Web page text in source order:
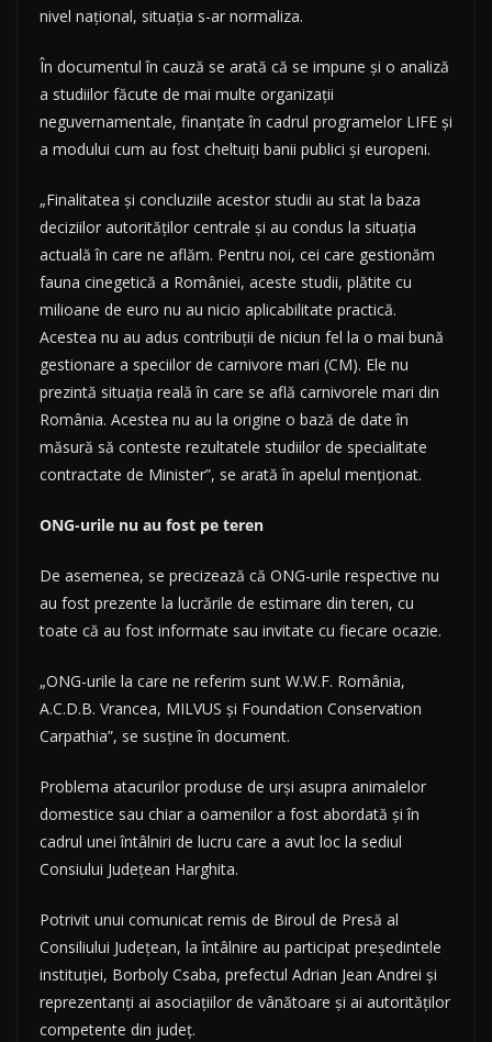
nivel naţional, situaţia s-ar normaliza.
În documentul în cauză se arată că se impune şi o analiză
a studiilor făcute de mai multe organizaţii
neguvernamentale, finanţate în cadrul programelor LIFE şi
a modului cum au fost cheltuiţi banii publici şi europeni.
„Finalitatea şi concluziile acestor studii au stat la baza
deciziilor autorităţilor centrale şi au condus la situaţia
actuală în care ne aflăm. Pentru noi, cei care gestionăm
fauna cinegetică a României, aceste studii, plătite cu
milioane de euro nu au nicio aplicabilitate practică.
Acestea nu au adus contribuţii de niciun fel la o mai bună
gestionare a speciilor de carnivore mari (CM). Ele nu
prezintă situaţia reală în care se află carnivorele mari din
România. Acestea nu au la origine o bază de date în
măsură să conteste rezultatele studiilor de specialitate
contractate de Minister”, se arată în apelul menţionat.
ONG-urile nu au fost pe teren
De asemenea, se precizează că ONG-urile respective nu
au fost prezente la lucrările de estimare din teren, cu
toate că au fost informate sau invitate cu fiecare ocazie.
„ONG-urile la care ne referim sunt W.W.F. România,
A.C.D.B. Vrancea, MILVUS şi Foundation Conservation
Carpathia”, se susţine în document.
Problema atacurilor produse de urşi asupra animalelor
domestice sau chiar a oamenilor a fost abordată şi în
cadrul unei întâlniri de lucru care a avut loc la sediul
Consiului Judeţean Harghita.
Potrivit unui comunicat remis de Biroul de Presă al
Consiliului Judeţean, la întâlnire au participat preşedintele
instituţiei, Borboly Csaba, prefectul Adrian Jean Andrei şi
reprezentanţi ai asociaţiilor de vânătoare şi ai autorităţilor
competente din judeţ.